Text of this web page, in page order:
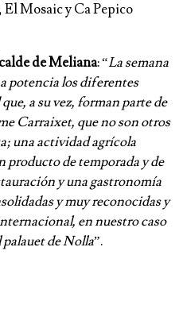
Mosaic y Ca Pepico
de Meliana: “La semana
potencia los diferentes
a su vez, forman parte de
Carraixet, que no son otros
una actividad agrícola
de temporada y de
y una gastronomía
y muy reconocidas y
en nuestro caso
de Nolla”.